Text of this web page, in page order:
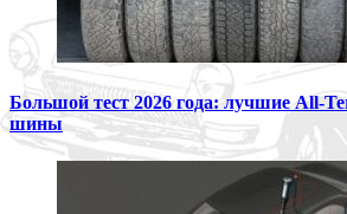
Большой тест 2026 года: лучшие All-
шины